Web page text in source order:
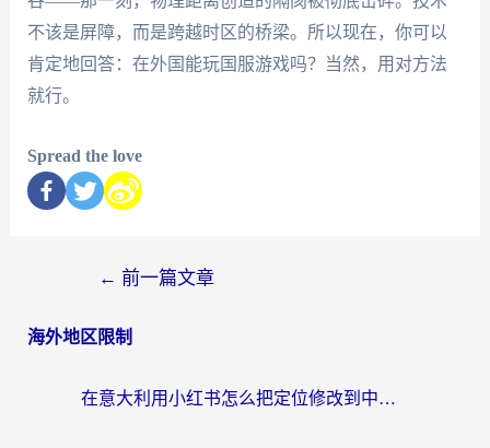
不该是屏障，而是跨越时区的桥梁。所以现在，你可以
肯定地回答：在外国能玩国服游戏吗？当然，用对方法
就行。
Spread the love
← 前一篇文章
海外地区限制
在意大利用小红书怎么把定位修改到中国国内？3个实用技巧+1个靠谱工具帮你搞定